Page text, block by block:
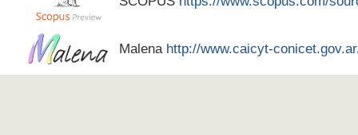
Malena http://www.caicyt-